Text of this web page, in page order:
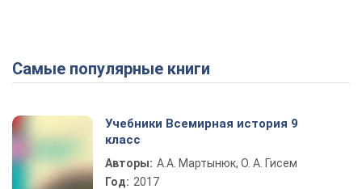
Самые популярные книги
Учебники Всемирная история 9
класс
Авторы: А.А. Мартынюк, О. А. Гисем
Год: 2017